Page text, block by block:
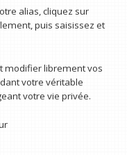
alias, cliquez sur
puis saisissez et
modifier librement vos
votre véritable
votre vie privée.